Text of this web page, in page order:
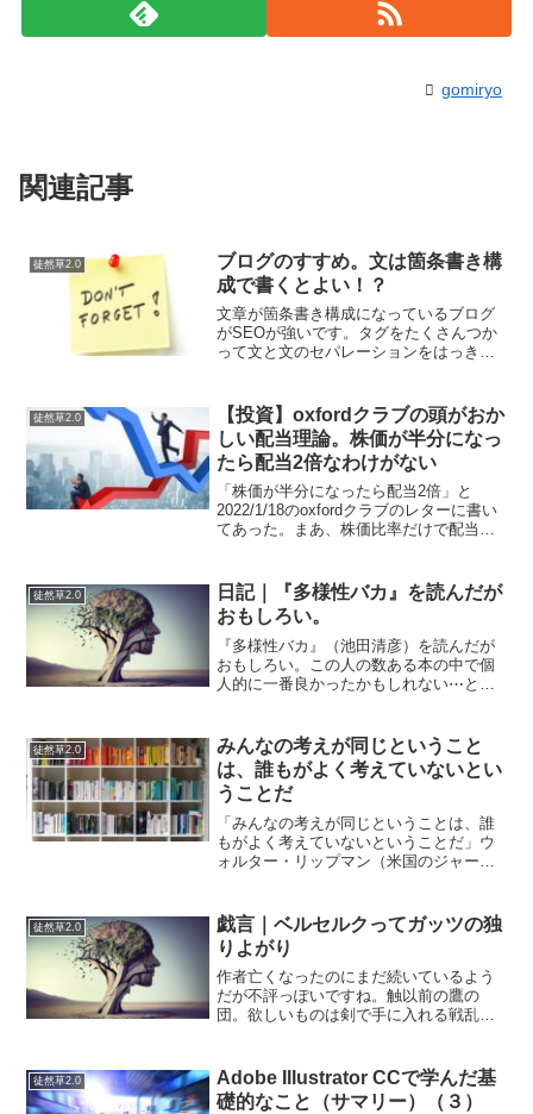
gomiryo
関連記事
徒然草2.0
ブログのすすめ。文は箇条書き構
成で書くとよい！？
文章が箇条書き構成になっているブログ
がSEOが強いです。タグをたくさんつか
って文と文のセパレーションをはっきり
る人ほど、文章が簡潔でいいたことがま
とまっています。記事...
徒然草2.0
【投資】oxfordクラブの頭がおか
しい配当理論。株価が半分になっ
たら配当2倍なわけがない
「株価が半分になったら配当2倍」と
2022/1/18のoxfordクラブのレターに書い
てあった。まあ、株価比率だけで配当額
すが、そんな単純じゃないんだけど
（汗）ふつーに...
徒然草2.0
日記｜『多様性バカ』を読んだが
おもしろい。
『多様性バカ』（池田清彦）を読んだが
おもしろい。この人の数ある本の中で個
人的に一番良かったかもしれない⋯とい
議論の裏にあるさまざまな事情があるこ
とが正確に把握できたため...
徒然草2.0
みんなの考えが同じということ
は、誰もがよく考えていないとい
うことだ
「みんなの考えが同じということは、誰
もがよく考えていないということだ」ウ
ォルター・リップマン（米国のジャーナ
あるようなことを言っているなーと思う
ことがある。それ自体は...
徒然草2.0
戯言｜ベルセルクってガッツの独
りよがり
作者亡くなったのにまだ続いているよう
だが不評っぽいですね。触以前の鷹の
団。欲しいものは剣で手に入れる戦乱の
度目はグリフィスが負けてすべてを失っ
てしまう。剣で敗れたことが...
徒然草2.0
Adobe Illustrator CCで学んだ基
礎的なこと（サマリー）（３）